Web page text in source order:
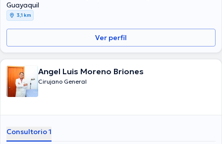
Guayaquil
3,1 km
Ver perfil
Angel Luis Moreno Briones
Cirujano General
Consultorio 1